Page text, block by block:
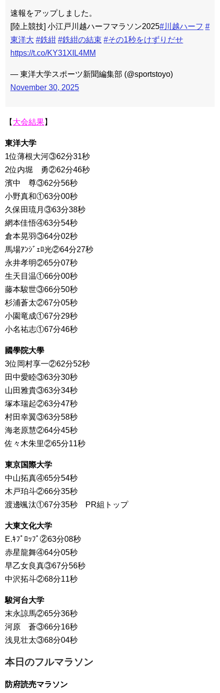
速報をアップしました。
[陸上競技] 小江戸川越ハーフマラソン2025#川越ハーフ #
東洋大 #鉄紺 #鉄紺の結束 #その1秒をけずりだせ
https://t.co/KY31XIL4MM
— 東洋大学スポーツ新聞編集部 (@sportstoyo)
November 30, 2025
【 大会結果】
東洋大学
1位薄根大河③62分31秒
2位内堀 勇②62分46秒
濱中 尊③62分56秒
小野真和①63分00秒
久保田琉月③63分38秒
網本佳悟④63分54秒
倉本晃羽③64分02秒
馬場ｱﾝｼﾞｪﾛ光②64分27秒
永井孝明②65分07秒
生天目温①66分00秒
藤本駿世③66分50秒
杉浦蒼太②67分05秒
小園竜成①67分29秒
小名祐志①67分46秒
國學院大學
3位岡村享一②62分52秒
田中愛睦③63分30秒
山田雅貴③63分34秒
塚本瑞起②63分47秒
村田幸翼③63分58秒
海老原慧②64分45秒
佐々木朱里②65分11秒
東京国際大学
中山拓真④65分54秒
木戸珀斗②66分35秒
渡邊颯汰①67分35秒 PR組トップ
大東文化大学
E.ｷﾌﾟﾛｯﾌﾟ②63分08秒
赤星龍舞④64分05秒
早乙女良真③67分56秒
中沢拓斗②68分11秒
駿河台大学
末永諒馬②65分36秒
河原 蒼③66分16秒
浅見壮太③68分04秒
本日のフルマラソン
防府読売マラソン